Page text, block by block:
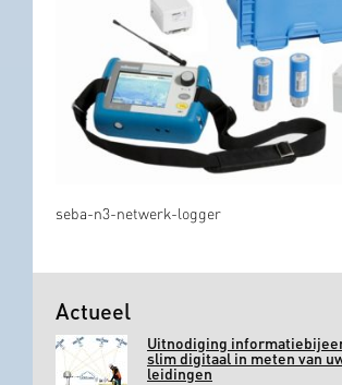
seba-n3-netwerk-logger
Actueel
Uitnodiging
slim digitaal in meten van
leidingen